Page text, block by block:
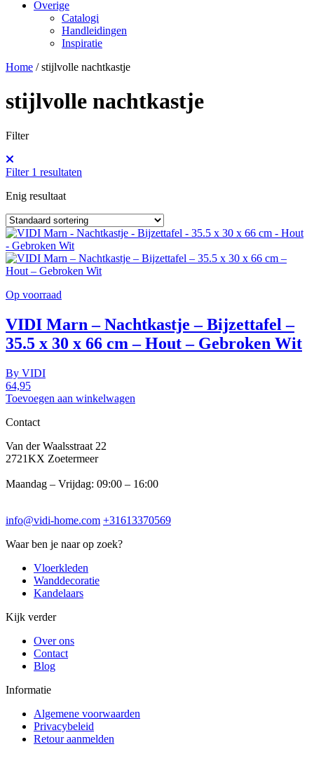
Overige
Catalogi
Handleidingen
Inspiratie
Home /stijlvolle nachtkastje
stijlvolle nachtkastje
Filter
Filter 1 resultaten
Enig resultaat
Op voorraad
VIDI Marn – Nachtkastje – Bijzettafel –
35.5 x 30 x 66 cm – Hout – Gebroken Wit
By VIDI
64,95
Toevoegen aan winkelwagen
Contact
Van der Waalsstraat 22
2721KX Zoetermeer
Maandag – Vrijdag: 09:00 – 16:00
info@vidi-home.com +31613370569
Waar ben je naar op zoek?
Vloerkleden
Wanddecoratie
Kandelaars
Kijk verder
Over ons
Contact
Blog
Informatie
Algemene voorwaarden
Privacybeleid
Retour aanmelden